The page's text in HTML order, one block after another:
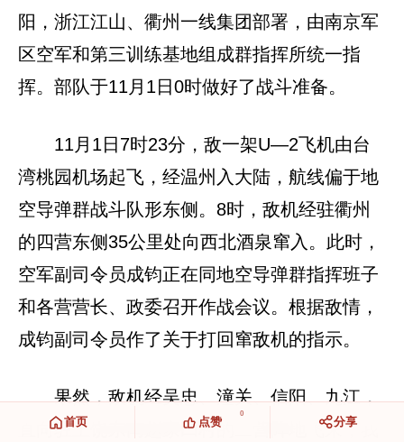
阳，浙江江山、衢州一线集团部署，由南京军
区空军和第三训练基地组成群指挥所统一指
挥。部队于11月1日0时做好了战斗准备。
11月1日7时23分，敌一架U—2飞机由台
湾桃园机场起飞，经温州入大陆，航线偏于地
空导弹群战斗队形东侧。8时，敌机经驻衢州
的四营东侧35公里处向西北酒泉窜入。此时，
空军副司令员成钧正在同地空导弹群指挥班子
和各营营长、政委召开作战会议。根据敌情，
成钧副司令员作了关于打回窜敌机的指示。
果然，敌机经吴忠、潼关、信阳、九江，
直向驻上饶东南赵家凹村的二营阵地飞来，我
首页
0
点赞 分享